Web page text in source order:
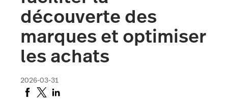
découverte des
marques et optimiser
les achats
2026-03-31